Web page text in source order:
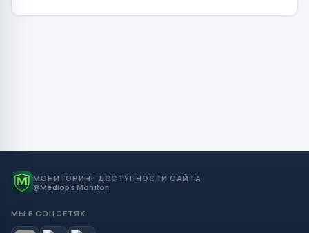
МОНИТОРИНГ ДОСТУПНОСТИ САЙТА
@Mediops Monitor
МЫ В СОЦСЕТЯХ